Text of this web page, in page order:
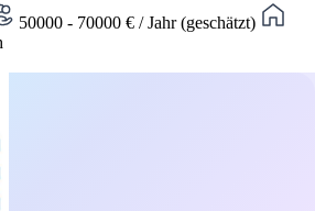
50000 - 70000 € / Jahr (geschätzt)